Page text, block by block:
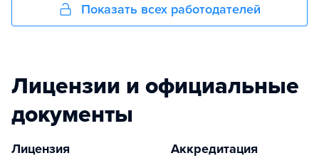
Показать всех работодателей
Лицензии и официальные
документы
Лицензия Аккредитация